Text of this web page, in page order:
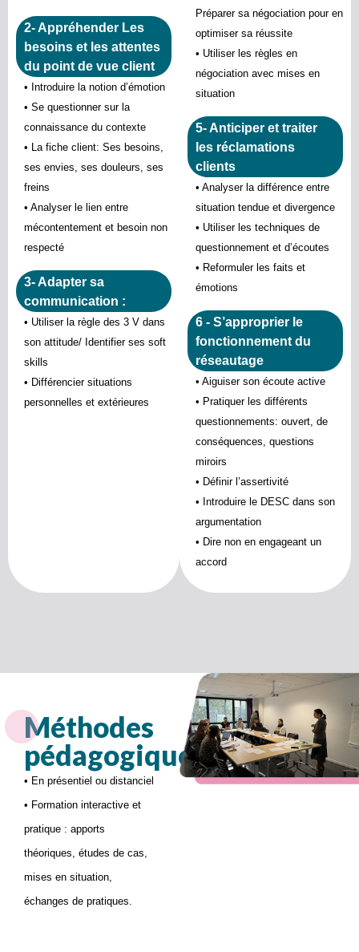
2- Appréhender Les
besoins et les attentes
du point de vue client
• Introduire la notion d’émotion
• Se questionner sur la
connaissance du contexte
• La fiche client: Ses besoins,
ses envies, ses douleurs, ses
freins
• Analyser le lien entre
mécontentement et besoin non
respecté
3- Adapter sa
communication :
• Utiliser la règle des 3 V dans
son attitude/ Identifier ses soft
skills
• Différencier situations
personnelles et extérieures
Préparer sa négociation pour en
optimiser sa réussite
• Utiliser les règles en
négociation avec mises en
situation
5- Anticiper et traiter
les réclamations
clients
• Analyser la différence entre
situation tendue et divergence
• Utiliser les techniques de
questionnement et d’écoutes
• Reformuler les faits et
émotions
6 - S’approprier le
fonctionnement du
réseautage
• Aiguiser son écoute active
• Pratiquer les différents
questionnements: ouvert, de
conséquences, questions
miroirs
• Définir l’assertivité
• Introduire le DESC dans son
argumentation
• Dire non en engageant un
accord
Méthodes
pédagogiques
• En présentiel ou distanciel
• Formation interactive et
pratique : apports
théoriques, études de cas,
mises en situation,
échanges de pratiques.